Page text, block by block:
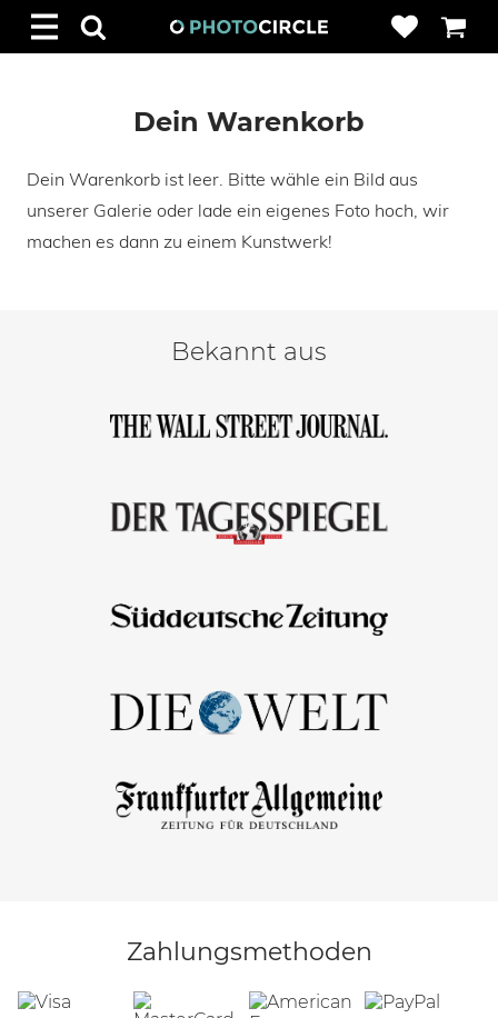
Dein Warenkorb
Dein Warenkorb ist leer. Bitte wähle ein Bild aus
unserer Galerie oder lade ein eigenes Foto hoch, wir
machen es dann zu einem Kunstwerk!
Bekannt aus
Zahlungsmethoden